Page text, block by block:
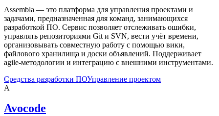
Assembla — это платформа для управления проектами и
задачами, предназначенная для команд, занимающихся
разработкой ПО. Сервис позволяет отслеживать ошибки,
управлять репозиториями Git и SVN, вести учёт времени,
организовывать совместную работу с помощью вики,
файлового хранилища и доски объявлений. Поддерживает
agile-методологии и интеграцию с внешними инструментами.
Средства разработки ПОУправление проектом
A
Avocode